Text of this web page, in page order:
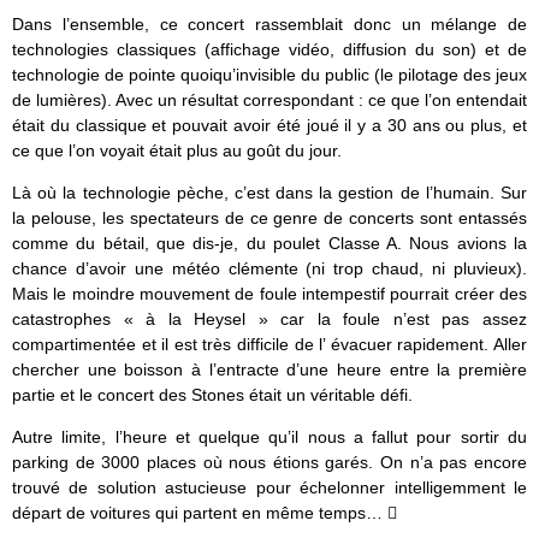
Dans l’ensemble, ce concert rassemblait donc un mélange de
technologies classiques (affichage vidéo, diffusion du son) et de
technologie de pointe quoiqu’invisible du public (le pilotage des jeux
de lumières). Avec un résultat correspondant : ce que l’on entendait
était du classique et pouvait avoir été joué il y a 30 ans ou plus, et
ce que l’on voyait était plus au goût du jour.
Là où la technologie pèche, c’est dans la gestion de l’humain. Sur
la pelouse, les spectateurs de ce genre de concerts sont entassés
comme du bétail, que dis-je, du poulet Classe A. Nous avions la
chance d’avoir une météo clémente (ni trop chaud, ni pluvieux).
Mais le moindre mouvement de foule intempestif pourrait créer des
catastrophes « à la Heysel » car la foule n’est pas assez
compartimentée et il est très difficile de l’ évacuer rapidement. Aller
chercher une boisson à l’entracte d’une heure entre la première
partie et le concert des Stones était un véritable défi.
Autre limite, l’heure et quelque qu’il nous a fallut pour sortir du
parking de 3000 places où nous étions garés. On n’a pas encore
trouvé de solution astucieuse pour échelonner intelligemment le
départ de voitures qui partent en même temps… 